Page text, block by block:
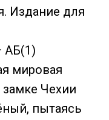
Издание для
АБ(1)
мировая
Чехии
пытаясь